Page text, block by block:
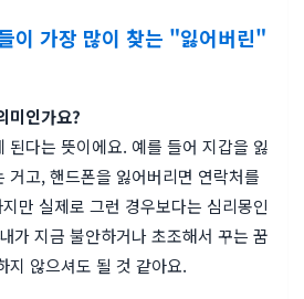
이 가장 많이 찾는 "잃어버린"
미인가요?
된다는 뜻이에요. 예를 들어 지갑을 잃
거고, 핸드폰을 잃어버리면 연락처를
만 실제로 그런 경우보다는 심리몽인
가 지금 불안하거나 초조해서 꾸는 꿈
지 않으셔도 될 것 같아요.